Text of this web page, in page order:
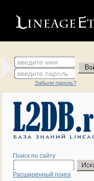
введите имя
введите пароль
Забыли пароль?
Поиск по сайту
Расширенный поиск